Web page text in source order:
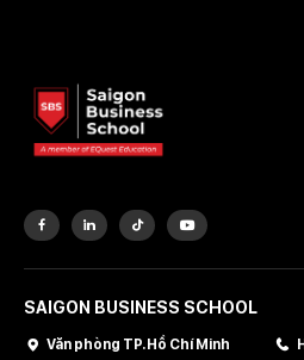
SAIGON BUSINESS SCHOOL
Văn phòng TP. Hồ Chí Minh